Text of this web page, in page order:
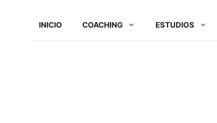
INICIO COACHING ESTUDIOS